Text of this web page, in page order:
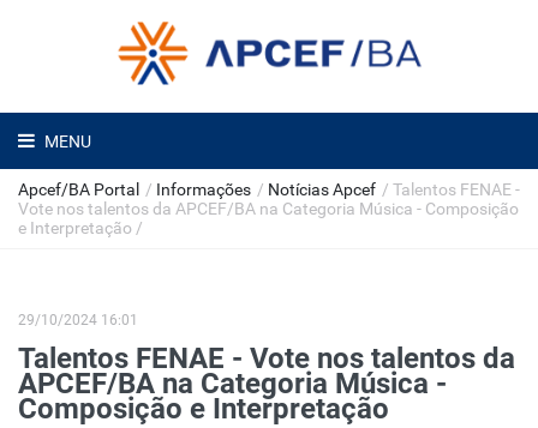
MENU
Apcef/BA Portal / Informações / Notícias Apcef / Talentos FENAE -
Vote nos talentos da APCEF/BA na Categoria Música - Composição
e Interpretação /
29/10/2024 16:01
Talentos FENAE - Vote nos talentos da
APCEF/BA na Categoria Música -
Composição e Interpretação